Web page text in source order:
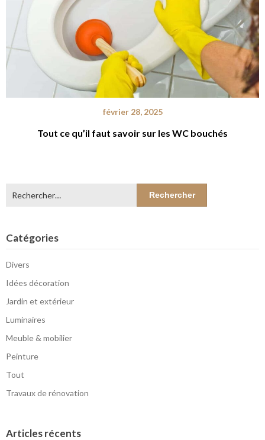
février 28, 2025
Tout ce qu’il faut savoir sur les WC bouchés
Catégories
Divers
Idées décoration
Jardin et extérieur
Luminaires
Meuble & mobilier
Peinture
Tout
Travaux de rénovation
Articles récents